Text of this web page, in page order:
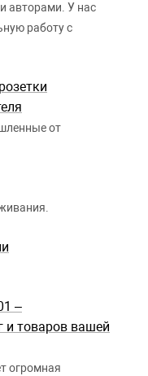
авторами. У нас
работу с
от
–
и товаров вашей
огромная